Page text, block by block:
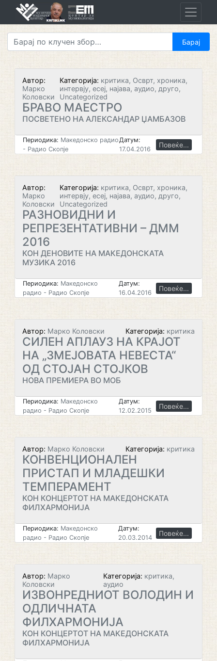
Автор:
Марко
Коловски
Категорија: критика, Осврт, хроника,
интервју, есеј, најава, аудио, друго,
Uncategorized
БРАВО МАЕСТРО
ПОСВЕТЕНО НА АЛЕКСАНДАР ЏАМБАЗОВ
Периодика: Македонско радио
- Радио Скопје
Датум:
17.04.2016
Повеќе...
Автор:
Марко
Коловски
Категорија: критика, Осврт, хроника,
интервју, есеј, најава, аудио, друго,
Uncategorized
РАЗНОВИДНИ И
РЕПРЕЗЕНТАТИВНИ – ДММ
2016
КОН ДЕНОВИТЕ НА МАКЕДОНСКАТА
МУЗИКА 2016
Периодика: Македонско
радио - Радио Скопје
Датум:
16.04.2016
Повеќе...
Автор: Марко Коловски Категорија: критика
СИЛЕН АПЛАУЗ НА КРАЈОТ
НА „ЗМЕЈОВАТА НЕВЕСТА“
ОД СТОЈАН СТОЈКОВ
НОВА ПРЕМИЕРА ВО МОБ
Периодика: Македонско
радио - Радио Скопје
Датум:
12.02.2015
Повеќе...
Автор: Марко Коловски Категорија: критика
КОНВЕНЦИОНАЛЕН
ПРИСТАП И МЛАДЕШКИ
ТЕМПЕРАМЕНТ
КОН КОНЦЕРТОТ НА МАКЕДОНСКАТА
ФИЛХАРМОНИЈА
Периодика: Македонско
радио - Радио Скопје
Датум:
20.03.2014
Повеќе...
Автор: Марко
Коловски
Категорија: критика,
аудио
ИЗВОНРЕДНИОТ ВОЛОДИН И
ОДЛИЧНАТА
ФИЛХАРМОНИЈА
КОН КОНЦЕРТОТ НА МАКЕДОНСКАТА
ФИЛХАРМОНИЈА